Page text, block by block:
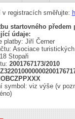
v registracích směřujte:
startovného
údaje:
platby: Jiří Černer
Asociace
Stopaři
2001767173/2010
symbol: viz výše (v